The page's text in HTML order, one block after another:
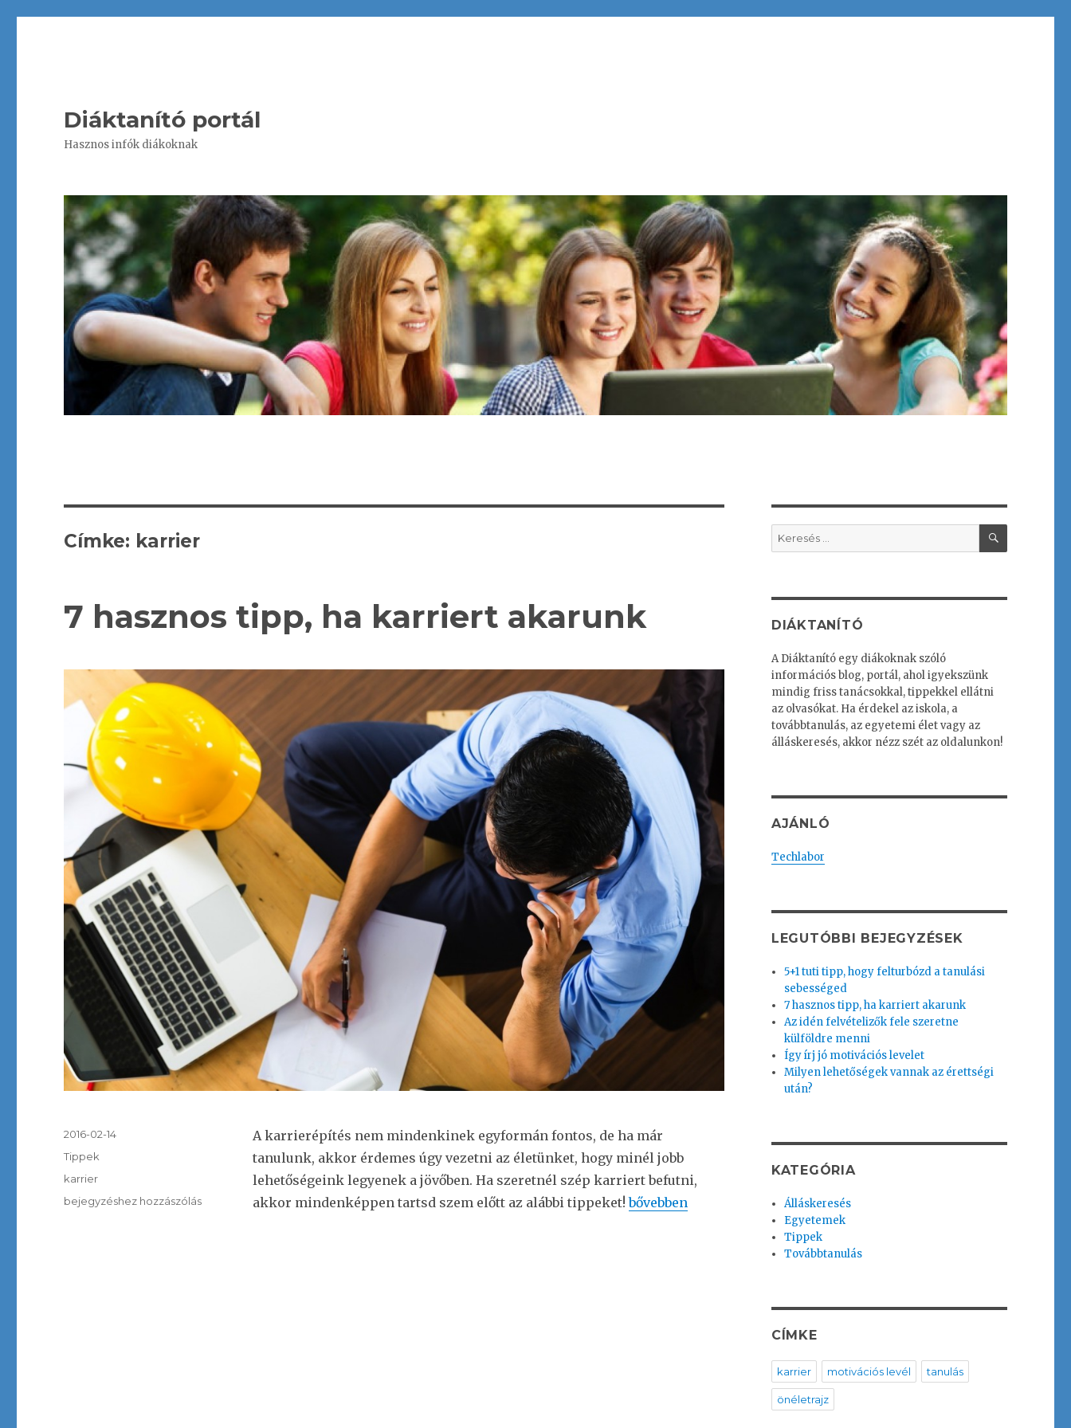
Diáktanító portál
Hasznos infók diákoknak
Címke: karrier
7 hasznos tipp, ha karriert akarunk
A karrierépítés nem mindenkinek egyformán fontos, de ha már
tanulunk, akkor érdemes úgy vezetni az életünket, hogy minél jobb
lehetőségeink legyenek a jövőben. Ha szeretnél szép karriert befutni,
akkor mindenképpen tartsd szem előtt az alábbi tippeket!“7 hasznos tipp, ha karriert akarunk”
bővebben
Közzétéve
2016-02-14
Kategória
Tippek
Címke
karrier
7
bejegyzéshez hozzászólás
Keresés
a
KERESÉS
DIÁKTANÍTÓ
A Diáktanító egy diákoknak szóló
információs blog, portál, ahol igyekszünk
mindig friss tanácsokkal, tippekkel ellátni
az olvasókat. Ha érdekel az iskola, a
továbbtanulás, az egyetemi élet vagy az
álláskeresés, akkor nézz szét az oldalunkon!
AJÁNLÓ
Techlabor
LEGUTÓBBI BEJEGYZÉSEK
5+1 tuti tipp, hogy felturbózd a tanulási
sebességed
7 hasznos tipp, ha karriert akarunk
Az idén felvételizők fele szeretne
külföldre menni
Így írj jó motivációs levelet
Milyen lehetőségek vannak az érettségi
után?
KATEGÓRIA
Álláskeresés
Egyetemek
Tippek
Továbbtanulás
CÍMKE
karrier motivációs levél tanulás
önéletrajz